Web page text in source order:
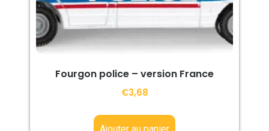
Fourgon police – version France
€3,68